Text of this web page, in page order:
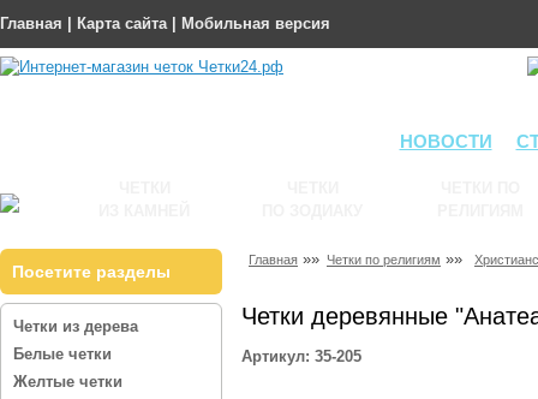
Главная Карта сайта| Мобильная версия
НОВОСТИ
Посетите разделы
Четки из дерева
Белые четки
Желтые четки
Главная »» Четки по религиям »»
Четки деревянные
Артикул: 35-205